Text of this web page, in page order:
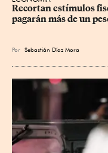
Recortan estímulos
pagarán más de un
Por Sebastián Díaz Mora